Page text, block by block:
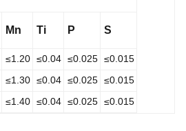
Mn Ti P S
≤1.20 ≤0.04 ≤0.025 ≤0.015
≤1.30 ≤0.04 ≤0.025 ≤0.015
≤1.40 ≤0.04 ≤0.025 ≤0.015